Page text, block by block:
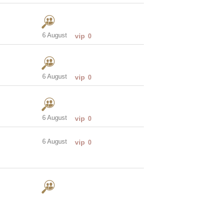
6 August vip 0
6 August vip 0
6 August vip 0
6 August vip 0